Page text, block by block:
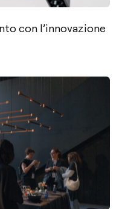
con l’innovazione